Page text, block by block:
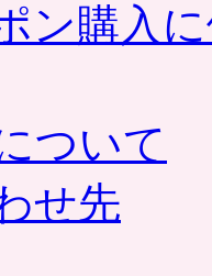
ン購入
ついて
せ先